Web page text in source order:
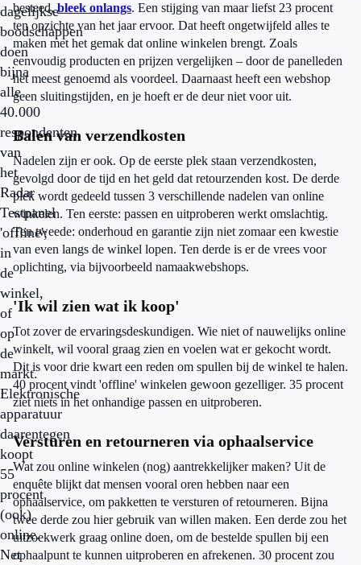
dagelijkse
boodschappen
doen
bijna
alle
40.000
respondenten
van
het
Radar
Testpanel
'offline';
in
de
winkel,
of
op
de
markt.
Elektronische
apparatuur
daarentegen
koopt
55
procent
(ook)
online.
Net
besteed,bleek onlangs. Een stijging van maar liefst 23 procent
ten opzichte van het jaar ervoor. Dat heeft ongetwijfeld alles te
maken met het gemak dat online winkelen brengt. Zoals
eenvoudig producten en prijzen vergelijken – door de panelleden
het meest genoemd als voordeel. Daarnaast heeft een webshop
geen sluitingstijden, en je hoeft er de deur niet voor uit.
Balen van verzendkosten
Nadelen zijn er ook. Op de eerste plek staan verzendkosten,
gevolgd door de tijd en het geld dat retourzenden kost. De derde
plek wordt gedeeld tussen 3 verschillende nadelen van online
winkelen. Ten eerste: passen en uitproberen werkt omslachtig.
Ten tweede: onderhoud en garantie zijn niet zomaar een kwestie
van even langs de winkel lopen. Ten derde is er de vrees voor
oplichting, via bijvoorbeeld namaakwebshops.
'Ik wil zien wat ik koop'
Tot zover de ervaringsdeskundigen. Wie niet of nauwelijks online
winkelt, wil vooral graag zien en voelen wat er gekocht wordt.
Dit is voor drie kwart een reden om spullen bij de winkel te halen.
40 procent vindt 'offline' winkelen gewoon gezelliger. 35 procent
ziet niets in het onhandige passen en uitproberen.
Versturen en retourneren via ophaalservice
Wat zou online winkelen (nog) aantrekkelijker maken? Uit de
enquête blijkt dat mensen vooral oren hebben naar een
ophaalservice, om pakketten te versturen of retourneren. Bijna
twee derde zou hier gebruik van willen maken. Een derde zou het
uitzoekwerk graag online doen, om de bestelde spullen bij een
ophaalpunt te kunnen uitproberen en afrekenen. 30 procent zou